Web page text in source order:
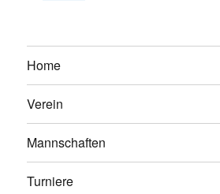
Home
Verein
Mannschaften
Turniere